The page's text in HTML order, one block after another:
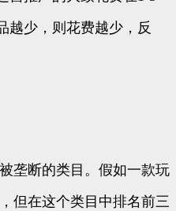
越少，则花费越少，反
垄断的类目。假如一款玩
但在这个类目中排名前三